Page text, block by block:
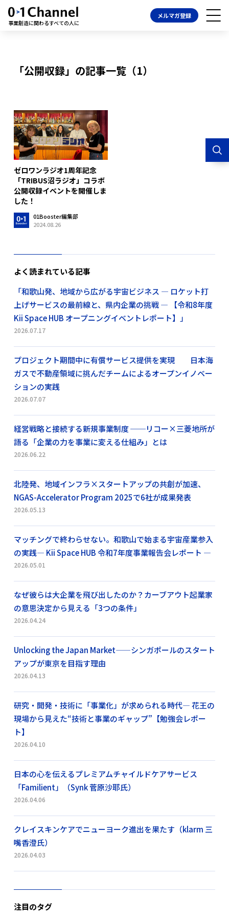
事業創造に関わるすべての人に
メルマガ登録
「公開収録」の記事一覧（1）
ゼロワンラジオ1周年記念
「TRIBUS沼ラジオ」コラボ
公開収録イベントを開催しま
した！
01Booster編集部
2024.08.26
よく読まれている記事
「和歌山発、地域から広がる宇宙ビジネス ― ロケット打
上げサービスの最前線と、県内企業の挑戦 ― 【令和8年度
Kii Space HUB オープニングイベントレポート】」
2026.07.17
プロジェクト期間中に有償サービス提供を実現 日本海
ガスで不動産領域に挑んだチームによるオープンイノベー
ションの実践
2026.07.07
経営戦略と接続する新規事業制度 ──リコー×三菱地所が
語る「企業の力を事業に変える仕組み」とは
2026.06.22
北陸発、地域インフラ×スタートアップの共創が加速、
NGAS-Accelerator Program 2025で6社が成果発表
2026.05.13
マッチングで終わらせない。和歌山で始まる宇宙産業参入
の実践― Kii Space HUB 令和7年度事業報告会レポート ―
2026.05.01
なぜ彼らは大企業を飛び出したのか？カーブアウト起業家
の意思決定から見える「3つの条件」
2026.04.24
Unlocking the Japan Market——シンガポールのスタート
アップが東京を目指す理由
2026.04.13
研究・開発・技術に「事業化」が求められる時代― 花王の
現場から見えた“技術と事業のギャップ”【勉強会レポー
ト】
2026.04.10
日本の心を伝えるプレミアムチャイルドケアサービス
「Familient」（Synk 菅原沙耶氏）
2026.04.06
クレイスキンケアでニューヨーク進出を果たす（klarm 三
嘴香澄氏）
2026.04.03
注目のタグ